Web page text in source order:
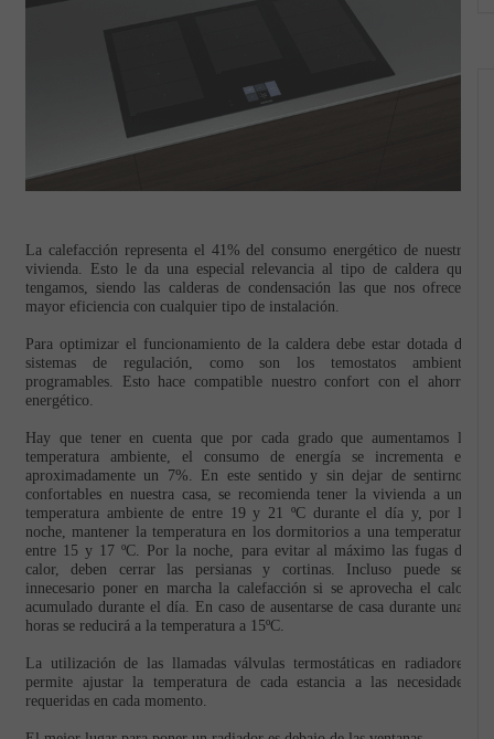
La calefacción representa el 41% del consumo energético de nuestra
vivienda. Esto le da una especial relevancia al tipo de caldera que
tengamos, siendo las calderas de condensación las que nos ofrecen
mayor eficiencia con cualquier tipo de instalación.
Para optimizar el funcionamiento de la caldera debe estar dotada de
sistemas de regulación, como son los temostatos ambiente
programables. Esto hace compatible nuestro confort con el ahorro
energético.
Hay que tener en cuenta que por cada grado que aumentamos la
temperatura ambiente, el consumo de energía se incrementa en
aproximadamente un 7%. En este sentido y sin dejar de sentirnos
confortables en nuestra casa, se recomienda tener la vivienda a una
temperatura ambiente de entre 19 y 21 ºC durante el día y, por la
noche, mantener la temperatura en los dormitorios a una temperatura
entre 15 y 17 ºC. Por la noche, para evitar al máximo las fugas de
calor, deben cerrar las persianas y cortinas. Incluso puede ser
innecesario poner en marcha la calefacción si se aprovecha el calor
acumulado durante el día. En caso de ausentarse de casa durante unas
horas se reducirá a la temperatura a 15ºC.
La utilización de las llamadas válvulas termostáticas en radiadores
permite ajustar la temperatura de cada estancia a las necesidades
requeridas en cada momento.
Vidriocerámica o inducción: ¿qué opción es mejor
cocina?
¿Qué sistema elegir para tu cocina?